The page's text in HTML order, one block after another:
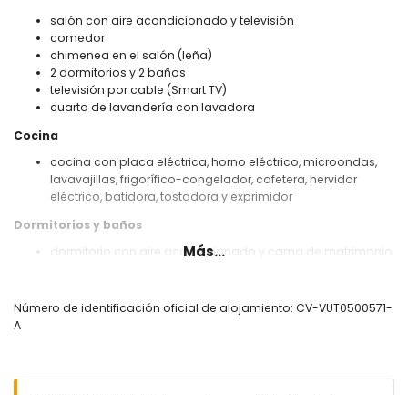
salón con aire acondicionado y televisión
comedor
chimenea en el salón (leña)
2 dormitorios y 2 baños
televisión por cable (Smart TV)
cuarto de lavandería con lavadora
Cocina
cocina con placa eléctrica, horno eléctrico, microondas,
lavavajillas, frigorífico-congelador, cafetera, hervidor
eléctrico, batidora, tostadora y exprimidor
Dormitorios y baños
dormitorio con aire acondicionado y cama de matrimonio
(200 x 90cm)
Más...
Número de identificación oficial de alojamiento: CV-VUT0500571-
A